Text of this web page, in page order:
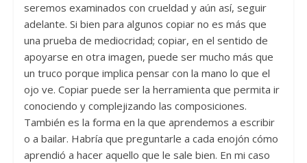
seremos examinados con crueldad y aún así, seguir
adelante. Si bien para algunos copiar no es más que
una prueba de mediocridad; copiar, en el sentido de
apoyarse en otra imagen, puede ser mucho más que
un truco porque implica pensar con la mano lo que el
ojo ve. Copiar puede ser la herramienta que permita ir
conociendo y complejizando las composiciones.
También es la forma en la que aprendemos a escribir
o a bailar. Habría que preguntarle a cada enojón cómo
aprendió a hacer aquello que le sale bien. En mi caso